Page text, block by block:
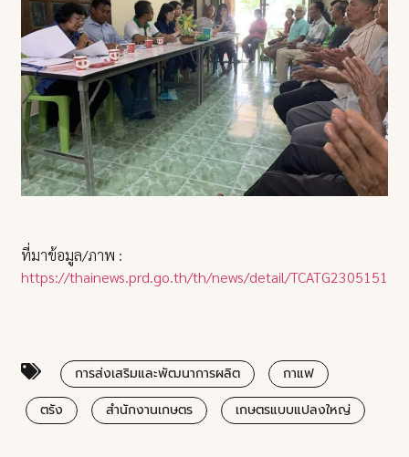
ที่มาข้อมูล/ภาพ :
https://thainews.prd.go.th/th/news/detail/
การส่งเสริมและพัฒนาการผลิต
กาแฟ
ตรัง
สำนักงานเกษตร เกษตรแบบแปลงใหญ่